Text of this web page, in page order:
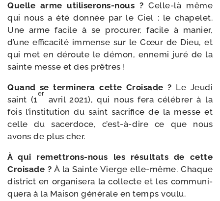
Quelle arme utiliserons-​nous ? Celle-​là même
qui nous a été don­née par le Ciel : le cha­pe­let.
Une arme facile à se pro­cu­rer, facile à manier,
d’une effi­ca­ci­té immense sur le Cœur de Dieu, et
qui met en déroute le démon, enne­mi juré de la
sainte messe et des prêtres !
Quand se ter­mi­ne­ra cette Croisade ? Le Jeudi
saint (1
er
avril 2021), qui nous fera célé­brer à la
fois l’institution du saint sacri­fice de la messe et
celle du sacer­doce, c’est-à-dire ce que nous
avons de plus cher.
À qui remettrons-​nous les résul­tats de cette
Croisade ? À la Sainte Vierge elle-​même. Chaque
dis­trict en orga­ni­se­ra la col­lecte et les com­mu­ni­
que­ra à la Maison géné­rale en temps voulu.